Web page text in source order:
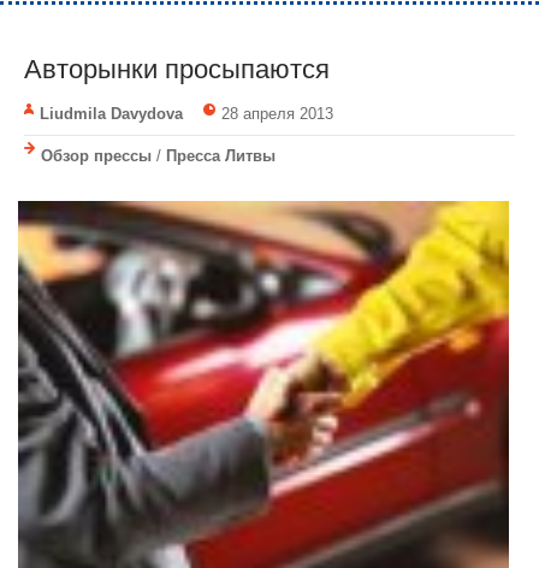
Авторынки просыпаются
Liudmila Davydova 28 апреля 2013
Обзор прессы / Пресса Литвы